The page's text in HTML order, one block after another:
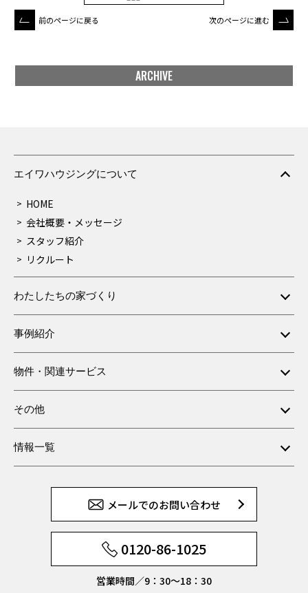
ARCHIVE
前のページに戻る 次のページに進む
エイワハウジングについて
HOME
会社概要・メッセージ
スタッフ紹介
リクルート
わたしたちの家づくり
事例紹介
物件・関連サービス
その他
情報一覧
メールでのお問い合わせ
0120-86-1025
営業時間／9：30〜18：30